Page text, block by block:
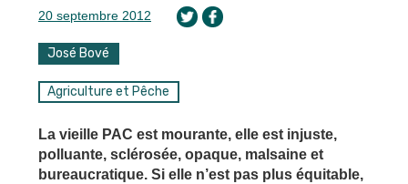
20 septembre 2012
José Bové
Agriculture et Pêche
La vieille PAC est mourante, elle est injuste,
polluante, sclérosée, opaque, malsaine et
bureaucratique. Si elle n’est pas plus équitable,